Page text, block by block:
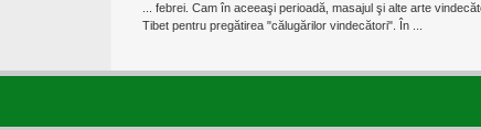
... febrei. Cam în aceeaşi perioadă, masajul şi alte arte
Tibet pentru pregătirea "călugărilor vindecători". În ...